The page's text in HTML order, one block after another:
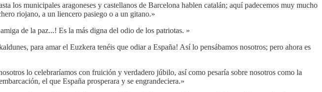
los municipales aragoneses y castellanos de Barcelona hablen catalán; aquí padecemos muy mucho
riojano, a un liencero pasiego o a un gitano.»
de la paz...! Es la más digna del odio de los patriotas. »
para amar el Euzkera tenéis que odiar a España! Así lo pensábamos nosotros; pero ahora es
lo celebraríamos con fruición y verdadero júbilo, así como pesaría sobre nosotros como la
el que España prosperara y se engrandeciera.»